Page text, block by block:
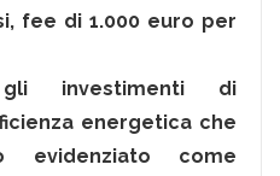
fee di 1.000 euro per
gli investimenti di
energetica che
evidenziato come